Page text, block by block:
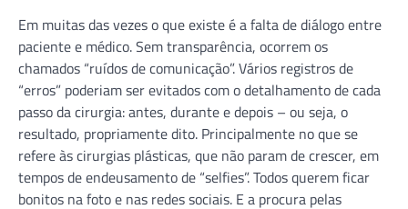
Em muitas das vezes o que existe é a falta de diálogo entre
paciente e médico. Sem transparência, ocorrem os
chamados “ruídos de comunicação”. Vários registros de
“erros” poderiam ser evitados com o detalhamento de cada
passo da cirurgia: antes, durante e depois – ou seja, o
resultado, propriamente dito. Principalmente no que se
refere às cirurgias plásticas, que não param de crescer, em
tempos de endeusamento de “selfies”. Todos querem ficar
bonitos na foto e nas redes sociais. E a procura pelas